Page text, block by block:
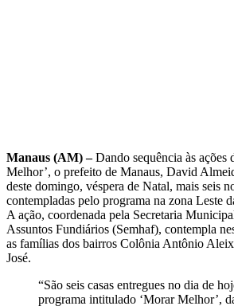
Manaus (AM) –Dando sequência às ações
Melhor’, o prefeito de Manaus, David
deste domingo, véspera de Natal, mais seis
contempladas pelo programa na zona Leste
A ação, coordenada pela Secretaria
Assuntos Fundiários (Semhaf), contempla
as famílias dos bairros Colônia Antônio
José.
“São seis casas entregues no dia de
programa intitulado ‘Morar Melhor’,